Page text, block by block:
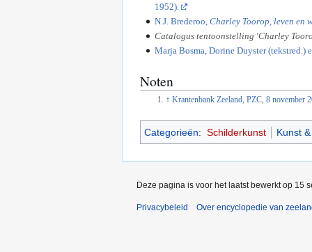
1952).
N.J. Brederoo, Charley Toorop, leven en
Catalogus tentoonstelling 'Charley
Marja Bosma, Dorine Duyster (tekstred.)
Noten
↑ Krantenbank Zeeland, PZC, 8 november
Categorieën: Schilderkunst Kunst
Deze pagina is voor het laatst bewerkt op 15
Privacybeleid Over encyclopedie van